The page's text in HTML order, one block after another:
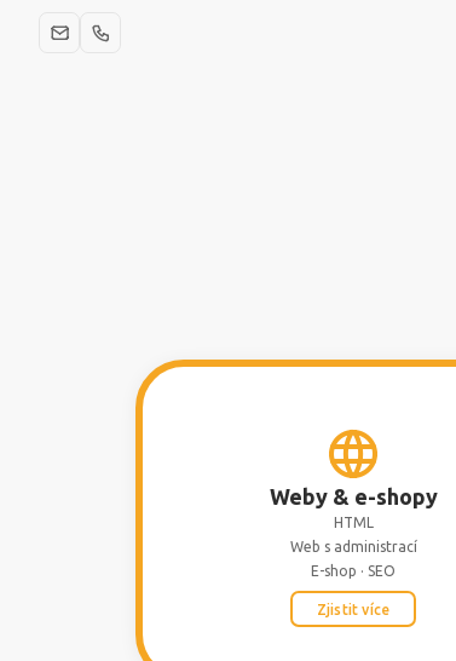
Weby & e-shopy
HTML
Web s administrací
E-shop · SEO
Zjistit více